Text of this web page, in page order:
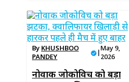
ByKHUSHBOO
PANDEY
|May 9,
2026
नोवाक जोकोविच को बड़ा